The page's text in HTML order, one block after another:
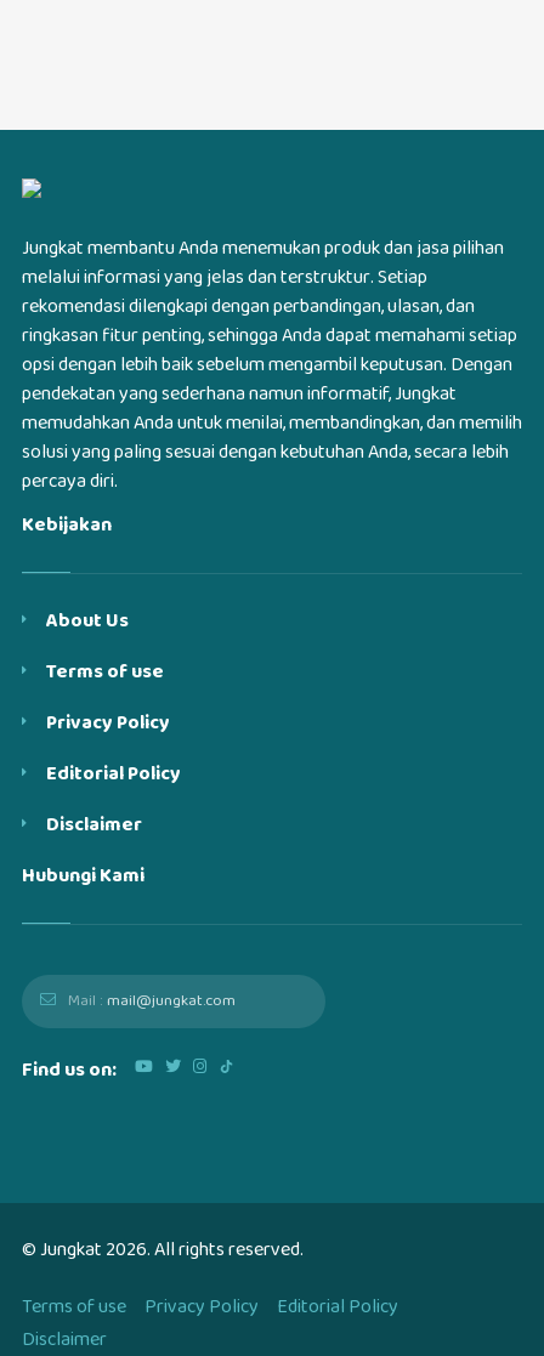
Jungkat membantu Anda menemukan produk dan jasa pilihan
melalui informasi yang jelas dan terstruktur. Setiap
rekomendasi dilengkapi dengan perbandingan, ulasan, dan
ringkasan fitur penting, sehingga Anda dapat memahami setiap
opsi dengan lebih baik sebelum mengambil keputusan. Dengan
pendekatan yang sederhana namun informatif, Jungkat
memudahkan Anda untuk menilai, membandingkan, dan memilih
solusi yang paling sesuai dengan kebutuhan Anda, secara lebih
percaya diri.
Kebijakan
About Us
Terms of use
Privacy Policy
Editorial Policy
Disclaimer
Hubungi Kami
Mail :mail@jungkat.com
Find us on:
© Jungkat2026. All rights reserved.
Terms of use Privacy Policy
Editorial Policy
Disclaimer